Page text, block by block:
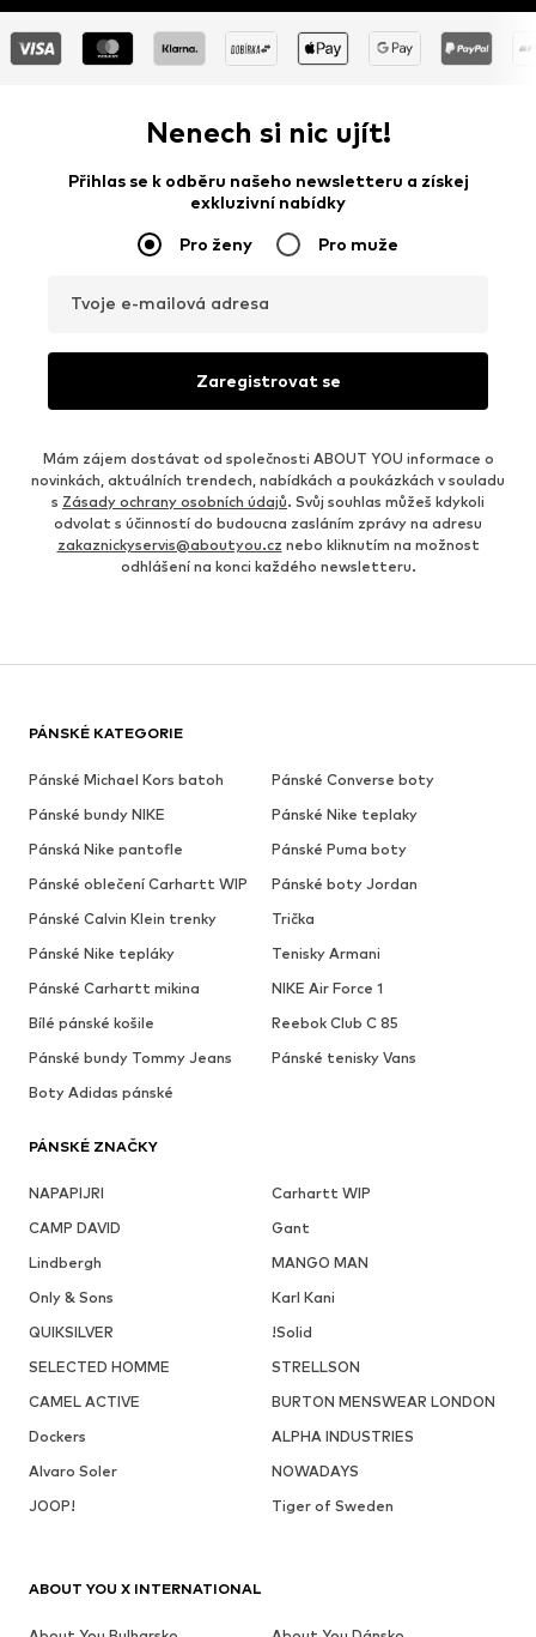
Nenech si nic ujít!
Přihlas se k odběru našeho newsletteru a získej
exkluzivní nabídky
Pro ženy Pro muže
Tvoje e-mailová adresa
Zaregistrovat se
Mám zájem dostávat od společnosti ABOUT YOU informace o
novinkách, aktuálních trendech, nabídkách a poukázkách v souladu
s Zásady ochrany osobních údajů. Svůj souhlas můžeš kdykoli
odvolat s účinností do budoucna zasláním zprávy na adresu
zakaznickyservis@aboutyou.cz nebo kliknutím na možnost
odhlášení na konci každého newsletteru.
PÁNSKÉ KATEGORIE
Pánské Michael Kors batoh
Pánské Converse boty
Pánské bundy NIKE
Pánské Nike teplaky
Pánská Nike pantofle
Pánské Puma boty
Pánské oblečení Carhartt WIP
Pánské boty Jordan
Pánské Calvin Klein trenky
Trička
Pánské Nike tepláky
Tenisky Armani
Pánské Carhartt mikina
NIKE Air Force 1
Bílé pánské košile
Reebok Club C 85
Pánské bundy Tommy Jeans
Pánské tenisky Vans
Boty Adidas pánské
PÁNSKÉ ZNAČKY
NAPAPIJRI
Carhartt WIP
CAMP DAVID
Gant
Lindbergh
MANGO MAN
Only & Sons
Karl Kani
QUIKSILVER
!Solid
SELECTED HOMME
STRELLSON
CAMEL ACTIVE
BURTON MENSWEAR LONDON
Dockers
ALPHA INDUSTRIES
Alvaro Soler
NOWADAYS
JOOP!
Tiger of Sweden
ABOUT YOU X INTERNATIONAL